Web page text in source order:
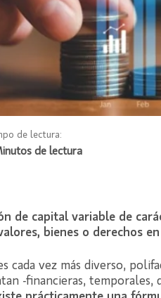
de lectura:
de capital variable de
bienes o derechos
cada vez más diverso,
-financieras,